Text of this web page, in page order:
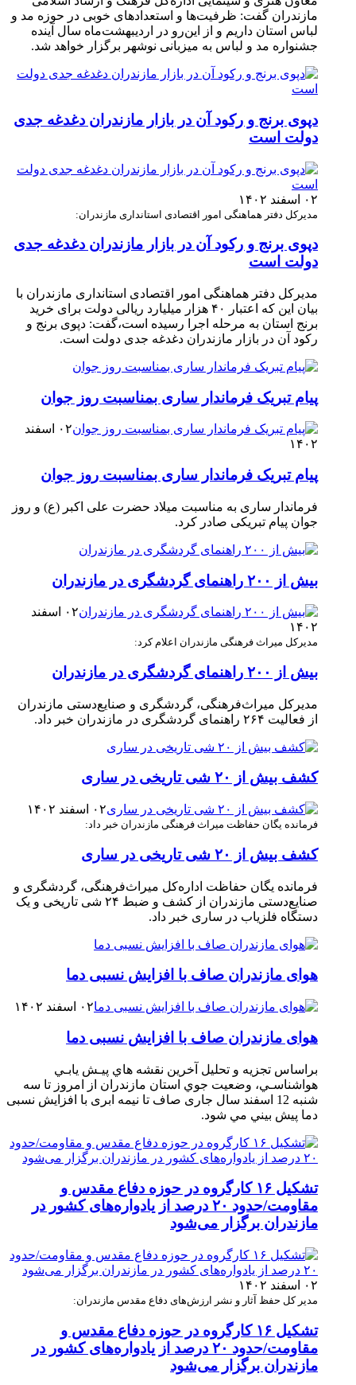
مازندران گفت: ظرفیت‌ها و استعدادهای خوبی در حوزه مد و
لباس استان داریم و از این‌رو در اردیبهشت‌ماه سال آینده
جشنواره مد و لباس به میزبانی نوشهر برگزار خواهد شد.
دپوی برنج و رکود آن در بازار مازندران دغدغه جدی
دولت است
۰۲ اسفند ۱۴۰۲
مدیرکل دفتر هماهنگی امور اقتصادی استانداری مازندران:
دپوی برنج و رکود آن در بازار مازندران دغدغه جدی
دولت است
مدیرکل دفتر هماهنگی امور اقتصادی استانداری مازندران با
بیان این که اعتبار ۴۰ هزار میلیارد ریالی دولت برای خرید
برنج استان به مرحله اجرا رسیده است،گفت: دپوی برنج و
رکود آن در بازار مازندران دغدغه جدی دولت است. ‎
پیام تبریک فرماندار ساری بمناسبت روز جوان
۰۲ اسفند
۱۴۰۲
پیام تبریک فرماندار ساری بمناسبت روز جوان
فرماندار ساری به مناسبت میلاد حضرت علی اکبر (ع) و روز
جوان پیام تبریکی صادر کرد. ‎ ‎
بیش از ۲۰۰ راهنمای گردشگری در مازندران
۰۲ اسفند
۱۴۰۲
مدیرکل میراث فرهنگی مازندران اعلام کرد:
بیش از ۲۰۰ راهنمای گردشگری در مازندران
مدیرکل میراث‌فرهنگی، گردشگری و صنایع‌دستی مازندران
از فعالیت ۲۶۴ راهنمای گردشگری در مازندران خبر داد.
کشف بیش از ۲۰ شی تاریخی در ساری
۰۲ اسفند ۱۴۰۲
فرمانده یگان حفاظت میراث فرهنگی مازندران خبر داد:
کشف بیش از ۲۰ شی تاریخی در ساری
فرمانده یگان حفاظت اداره‌کل میراث‌فرهنگی، گردشگری و
صنایع‌دستی مازندران از کشف و ضبط ۲۴ شی تاریخی و یک
دستگاه فلزیاب در ساری خبر داد.
هوای مازندران صاف با افزایش نسبی دما
۰۲ اسفند ۱۴۰۲
هوای مازندران صاف با افزایش نسبی دما
براساس تجزیه و تحلیل آخرین نقشه هاي پيـش يابـي
هواشناسـي، وضعيت جوي استان مازندران از امروز تا سه‏
شنبه 12 اسفند سال جاری صاف تا نیمه ابری با افزایش نسبی
دما پيش ‏بيني مي‏ شود.
تشکیل ۱۶ کارگروه در حوزه دفاع مقدس و
مقاومت/حدود ۲۰ درصد از یادواره‌های کشور در
مازندران برگزار می‌شود
۰۲ اسفند ۱۴۰۲
مدیر کل حفظ آثار و نشر ارزش‌های دفاع مقدس مازندران:
تشکیل ۱۶ کارگروه در حوزه دفاع مقدس و
مقاومت/حدود ۲۰ درصد از یادواره‌های کشور در
مازندران برگزار می‌شود